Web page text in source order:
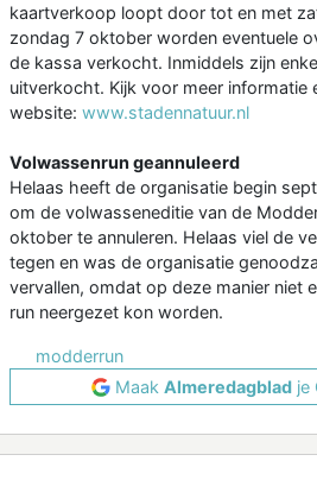
kaartverkoop loopt door tot en met
zondag 7 oktober worden eventuele
de kassa verkocht. Inmiddels zijn
uitverkocht. Kijk voor meer informatie
website: www.stadennatuur.nl
Volwassenrun geannuleerd
Helaas heeft de organisatie begin
om de volwasseneditie van de
oktober te annuleren. Helaas viel de
tegen en was de organisatie
vervallen, omdat op deze manier niet
run neergezet kon worden.
modderrun
Maak Almeredagbladje